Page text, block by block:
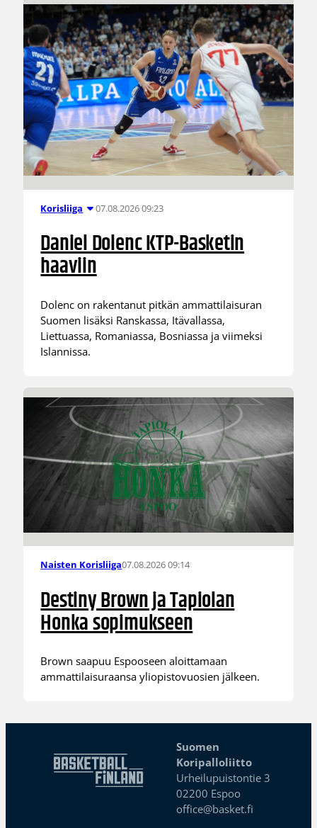
Korisliiga 07.08.2026 09:23
Daniel Dolenc KTP-Basketin
haaviin
Dolenc on rakentanut pitkän ammattilaisuran
Suomen lisäksi Ranskassa, Itävallassa,
Liettuassa, Romaniassa, Bosniassa ja viimeksi
Islannissa.
Naisten Korisliiga07.08.2026 09:14
Destiny Brown ja Tapiolan
Honka sopimukseen
Brown saapuu Espooseen aloittamaan
ammattilaisuraansa yliopistovuosien jälkeen.
Suomen
Koripalloliitto
Urheilupuistontie 3
02200 Espoo
office@basket.fi